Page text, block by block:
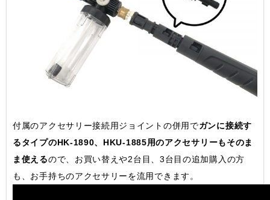
付属のアクセサリー接続用ジョイントの併用でガンに接続す
るタイプのHK-1890、HKU-1885用のアクセサリーもそのま
ま使えるので、お買い替えや2台目、3台目の追加購入の方
も、お手持ちのアクセサリーを流用できます。